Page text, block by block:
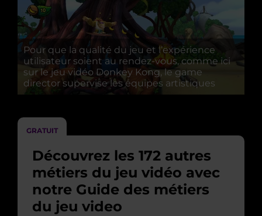
Pour que la qualité du jeu et l’expérience
utilisateur soient au rendez-vous, comme ici
sur le jeu vidéo Donkey Kong, le game
director supervise les équipes artistiques
GRATUIT
Découvrez les 172 autres
métiers du jeu vidéo avec
notre Guide des métiers
du jeu video